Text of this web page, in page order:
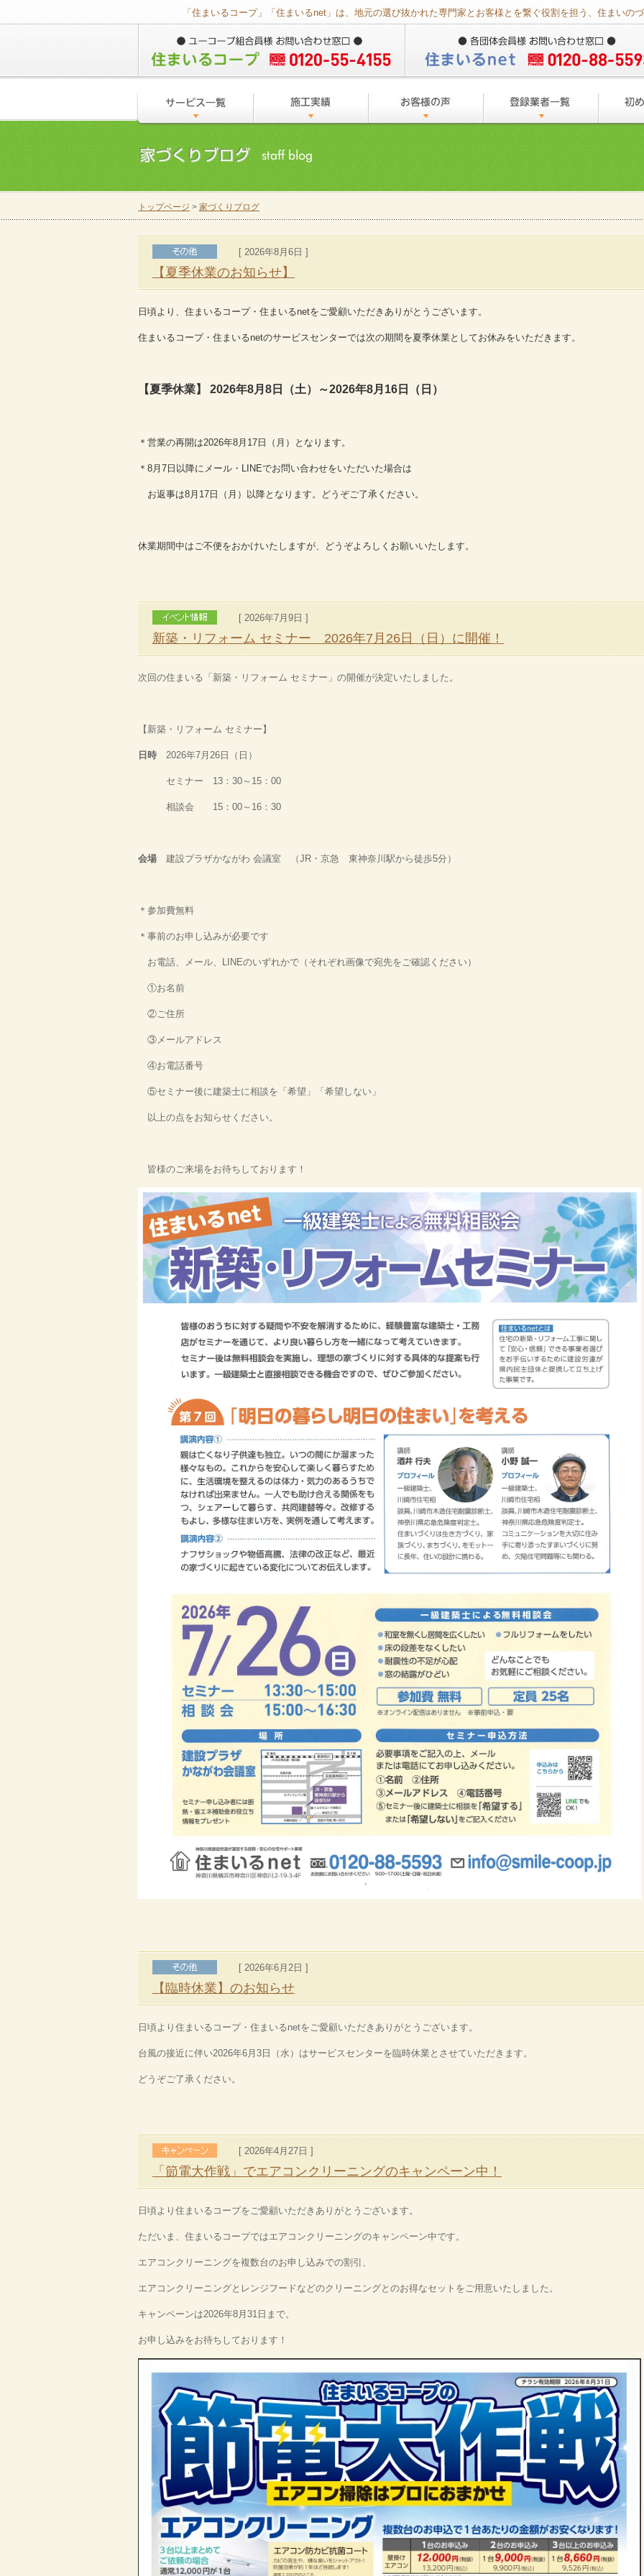
「住まいるコープ」「住まいるnet」は、地元の選び抜かれた専門家とお客様とを繋ぐ役割を担う、住まいの
トップページ > 家づくりブログ
[ 2026年8月6日 ]
【夏季休業のお知らせ】
日頃より、住まいるコープ・住まいるnetをご愛顧いただきありがとうございます。
住まいるコープ・住まいるnetのサービスセンターでは次の期間を夏季休業としてお休みをいただきます。
【夏季休業】 2026年8月8日（土）～2026年8月16日（日）
＊営業の再開は2026年8月17日（月）となります。
＊8月7日以降にメール・LINEでお問い合わせをいただいた場合は
お返事は8月17日（月）以降となります。どうぞご了承ください。
休業期間中はご不便をおかけいたしますが、どうぞよろしくお願いいたします。
[ 2026年7月9日 ]
新築・リフォーム セミナー 2026年7月26日（日）に開催！
次回の住まいる「新築・リフォーム セミナー」の開催が決定いたしました。
【新築・リフォーム セミナー】
日時 2026年7月26日（日）
セミナー 13：30～15：00
相談会 15：00～16：30
会場 建設プラザかながわ 会議室 （JR・京急 東神奈川駅から徒歩5分）
＊参加費無料
＊事前のお申し込みが必要です
お電話、メール、LINEのいずれかで（それぞれ画像で宛先をご確認ください）
①お名前
②ご住所
③メールアドレス
④お電話番号
⑤セミナー後に建築士に相談を「希望」「希望しない」
以上の点をお知らせください。
皆様のご来場をお待ちしております！
[ 2026年6月2日 ]
【臨時休業】のお知らせ
日頃より住まいるコープ・住まいるnetをご愛顧いただきありがとうございます。
台風の接近に伴い2026年6月3日（水）はサービスセンターを臨時休業とさせていただきます。
どうぞご了承ください。
[ 2026年4月27日 ]
「節電大作戦」でエアコンクリーニングのキャンペーン中！
日頃より住まいるコープをご愛顧いただきありがとうございます。
ただいま、住まいるコープではエアコンクリーニングのキャンペーン中です。
エアコンクリーニングを複数台のお申し込みでの割引、
エアコンクリーニングとレンジフードなどのクリーニングとのお得なセットをご用意いたしました。
キャンペーンは2026年8月31日まで。
お申し込みをお待ちしております！